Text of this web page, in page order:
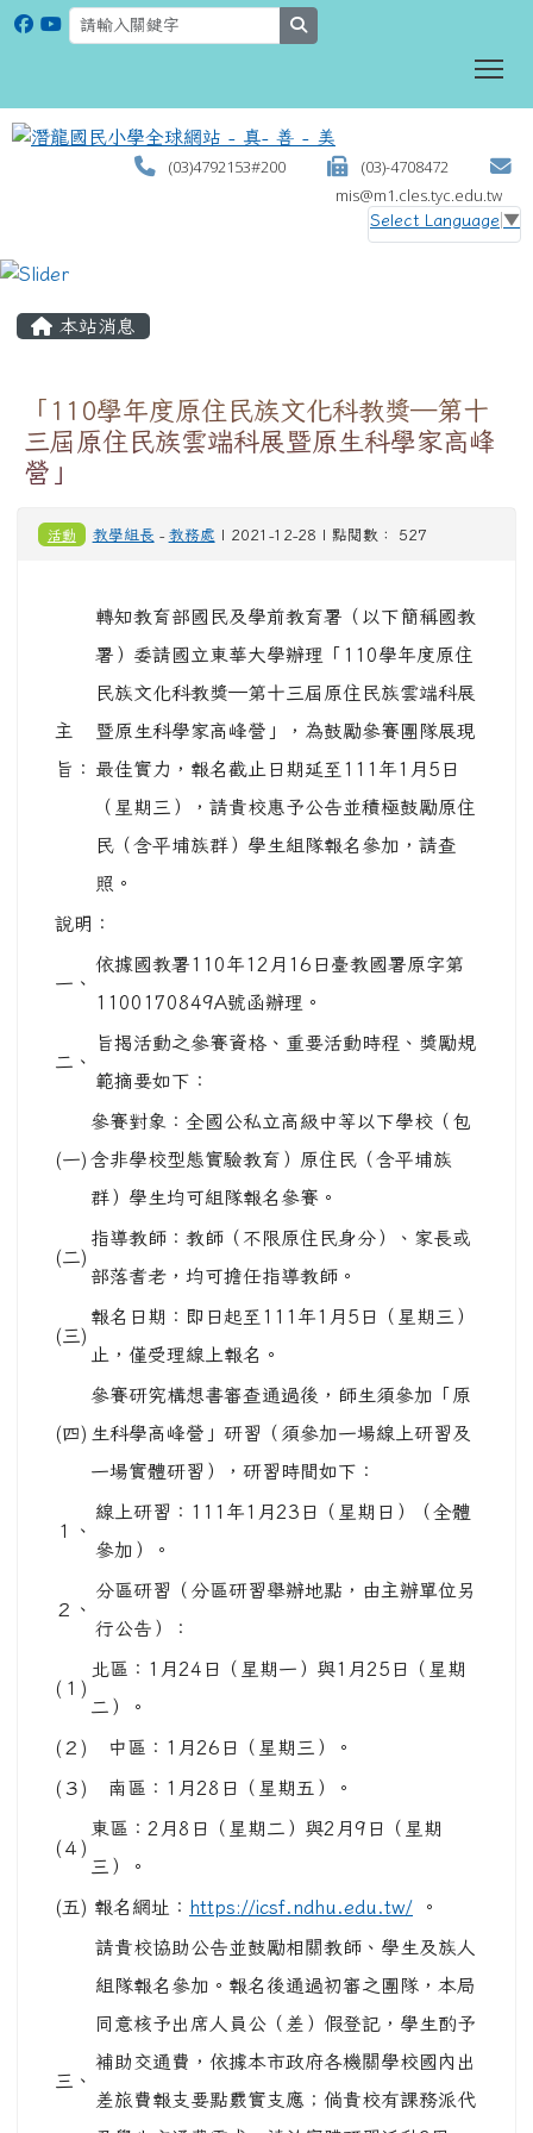
(03)4792153#200
(03)-4708472
mis@m1.cles.tyc.edu.tw
Select Language ▼
本站消息
「110學年度原住民族文化科教獎─第十
三屆原住民族雲端科展暨原生科學家高峰
營」
活動 教學組長 - 教務處 | 2021-12-28 | 點閱數： 527
主
旨：
轉知教育部國民及學前教育署（以下簡稱國教
署）委請國立東華大學辦理「110學年度原住
民族文化科教獎─第十三屆原住民族雲端科展
暨原生科學家高峰營」，為鼓勵參賽團隊展現
最佳實力，報名截止日期延至111年1月5日
（星期三），請貴校惠予公告並積極鼓勵原住
民（含平埔族群）學生組隊報名參加，請查
照。
說明：
一、
依據國教署110年12月16日臺教國署原字第
1100170849A號函辦理。
二、
旨揭活動之參賽資格、重要活動時程、獎勵規
範摘要如下：
(一)
參賽對象：全國公私立高級中等以下學校（包
含非學校型態實驗教育）原住民（含平埔族
群）學生均可組隊報名參賽。
(二)
指導教師：教師（不限原住民身分）、家長或
部落耆老，均可擔任指導教師。
(三)
報名日期：即日起至111年1月5日（星期三）
止，僅受理線上報名。
(四)
參賽研究構想書審查通過後，師生須參加「原
生科學高峰營」研習（須參加一場線上研習及
一場實體研習），研習時間如下：
１、
線上研習：111年1月23日（星期日）（全體
參加）。
２、
分區研習（分區研習舉辦地點，由主辦單位另
行公告）：
(１)
北區：1月24日（星期一）與1月25日（星期
二）。
(２) 中區：1月26日（星期三）。
(３) 南區：1月28日（星期五）。
(４)
東區：2月8日（星期二）與2月9日（星期
三）。
(五) 報名網址： https://icsf.ndhu.edu.tw/ 。
三、
請貴校協助公告並鼓勵相關教師、學生及族人
組隊報名參加。報名後通過初審之團隊，本局
同意核予出席人員公（差）假登記，學生酌予
補助交通費，依據本市政府各機關學校國內出
差旅費報支要點覈實支應；倘貴校有課務派代